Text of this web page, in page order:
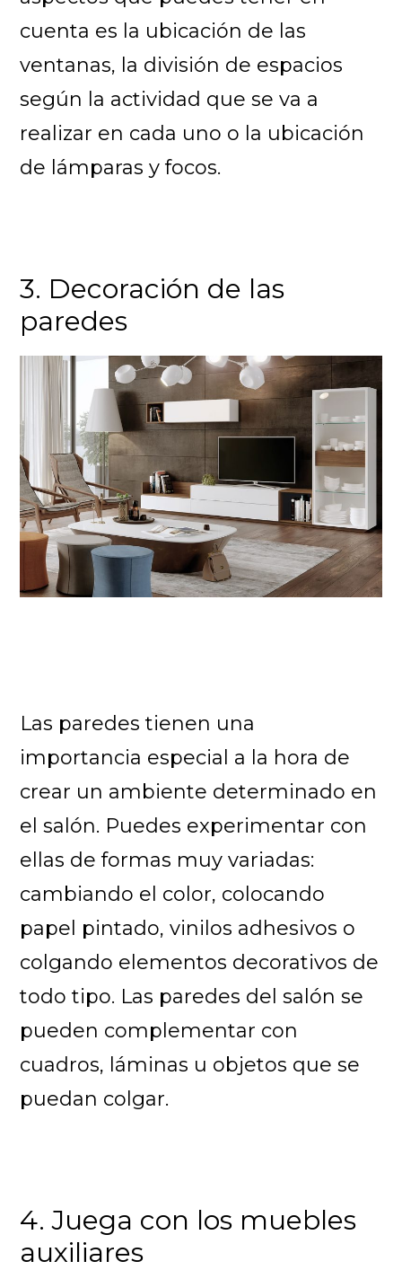
cuenta es la ubicación de las
ventanas, la división de espacios
según la actividad que se va a
realizar en cada uno o la ubicación
de lámparas y focos.
3. Decoración de las
paredes
Las paredes tienen una
importancia especial a la hora de
crear un ambiente determinado en
el salón. Puedes experimentar con
ellas de formas muy variadas:
cambiando el color, colocando
papel pintado, vinilos adhesivos o
colgando elementos decorativos de
todo tipo. Las paredes del salón se
pueden complementar con
cuadros, láminas u objetos que se
puedan colgar.
4. Juega con los muebles
auxiliares